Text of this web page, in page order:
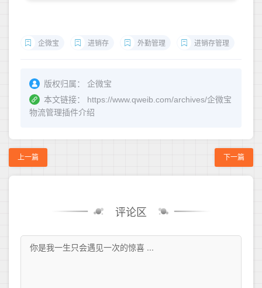
企微宝 进销存 外勤管理 进销存管理
版权归属：
企微宝
本文链接：
https://www.qweib.com/archives/企微宝
物流管理插件介绍
上一篇 下一篇
评论区